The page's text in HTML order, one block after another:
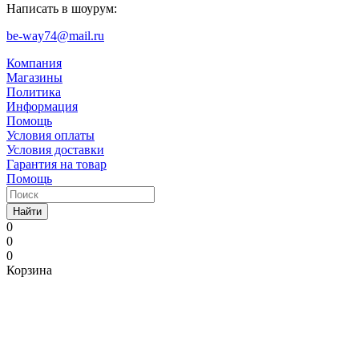
Написать в шоурум:
be-way74@mail.ru
Компания
Магазины
Политика
Информация
Помощь
Условия оплаты
Условия доставки
Гарантия на товар
Помощь
Найти
0
0
0
Корзина